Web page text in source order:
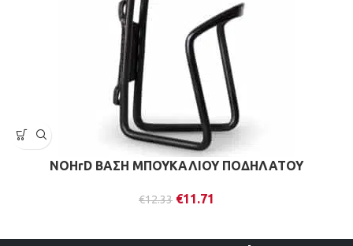
NOHrD ΒΑΣΗ ΜΠΟΥΚΑΛΙΟΥ ΠΟΔΗΛΑΤΟΥ
€12.33 €11.71